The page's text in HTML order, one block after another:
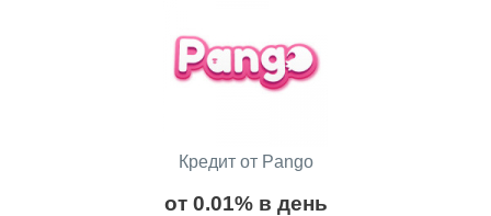
Кредит от Pango
от 0.01% в день